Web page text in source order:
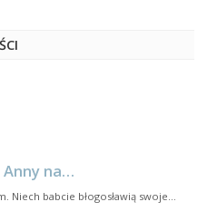
Anny na…
Niech babcie błogosławią swoje…